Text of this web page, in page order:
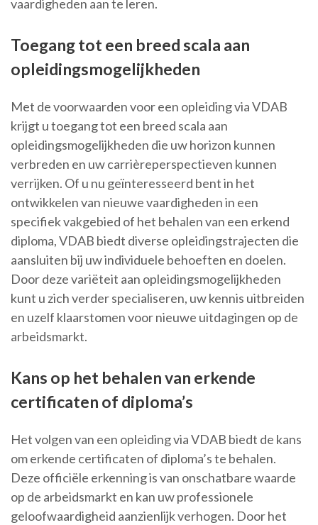
vaardigheden aan te leren.
Toegang tot een breed scala aan
opleidingsmogelijkheden
Met de voorwaarden voor een opleiding via VDAB
krijgt u toegang tot een breed scala aan
opleidingsmogelijkheden die uw horizon kunnen
verbreden en uw carrièreperspectieven kunnen
verrijken. Of u nu geïnteresseerd bent in het
ontwikkelen van nieuwe vaardigheden in een
specifiek vakgebied of het behalen van een erkend
diploma, VDAB biedt diverse opleidingstrajecten die
aansluiten bij uw individuele behoeften en doelen.
Door deze variëteit aan opleidingsmogelijkheden
kunt u zich verder specialiseren, uw kennis uitbreiden
en uzelf klaarstomen voor nieuwe uitdagingen op de
arbeidsmarkt.
Kans op het behalen van erkende
certificaten of diploma’s
Het volgen van een opleiding via VDAB biedt de kans
om erkende certificaten of diploma’s te behalen.
Deze officiële erkenning is van onschatbare waarde
op de arbeidsmarkt en kan uw professionele
geloofwaardigheid aanzienlijk verhogen. Door het